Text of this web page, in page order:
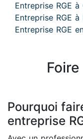
Entreprise RGE
Entreprise RGE
Entreprise RGE
Pourquoi
entreprise